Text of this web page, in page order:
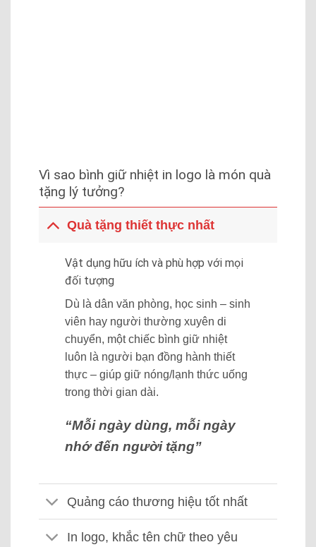
Vì sao bình giữ nhiệt in logo là món quà
tặng lý tưởng?
Quà tặng thiết thực nhất
Vật dụng hữu ích và phù hợp với mọi
đối tượng
Dù là dân văn phòng, học sinh – sinh
viên hay người thường xuyên di
chuyển, một chiếc bình giữ nhiệt
luôn là người bạn đồng hành thiết
thực – giúp giữ nóng/lạnh thức uống
trong thời gian dài.
“Mỗi ngày dùng, mỗi ngày
nhớ đến người tặng”
Quảng cáo thương hiệu tốt nhất
In logo, khắc tên chữ theo yêu